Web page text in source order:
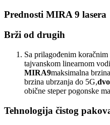
Prednosti MIRA 9 lasera
Brži od drugih
Sa prilagođenim
tajvanskom linearnom
MIRA9maksimalna
brzina ubrzanja do 5G,
obične steper pogonske
Tehnologija čistog